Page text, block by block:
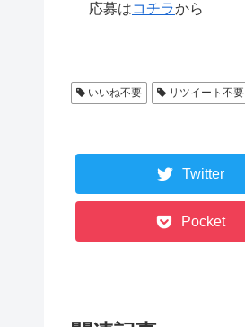
応募はコチラから
いいね不要 リツイート不要
Twitter
Pocket